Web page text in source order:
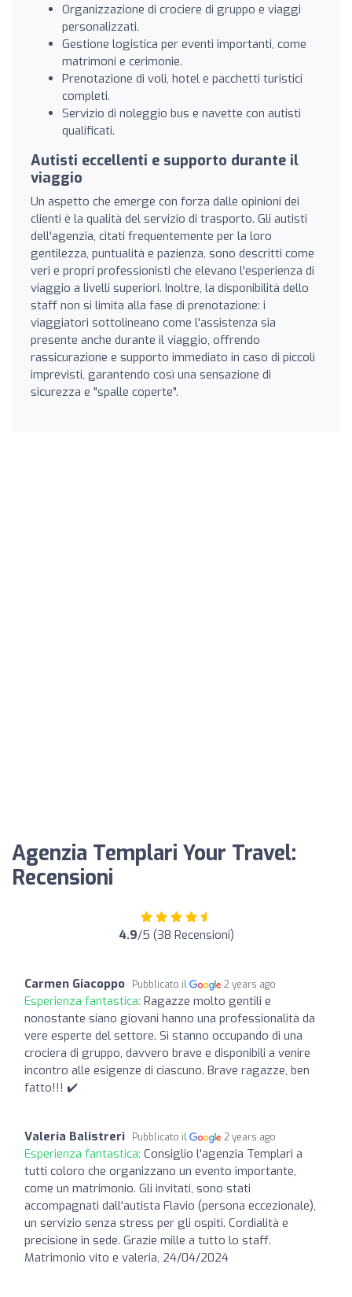
Organizzazione di crociere di gruppo e viaggi
personalizzati.
Gestione logistica per eventi importanti, come
matrimoni e cerimonie.
Prenotazione di voli, hotel e pacchetti turistici
completi.
Servizio di noleggio bus e navette con autisti
qualificati.
Autisti eccellenti e supporto durante il
viaggio
Un aspetto che emerge con forza dalle opinioni dei
clienti è la qualità del servizio di trasporto. Gli autisti
dell'agenzia, citati frequentemente per la loro
gentilezza, puntualità e pazienza, sono descritti come
veri e propri professionisti che elevano l'esperienza di
viaggio a livelli superiori. Inoltre, la disponibilità dello
staff non si limita alla fase di prenotazione: i
viaggiatori sottolineano come l'assistenza sia
presente anche durante il viaggio, offrendo
rassicurazione e supporto immediato in caso di piccoli
imprevisti, garantendo così una sensazione di
sicurezza e "spalle coperte".
Agenzia Templari Your Travel:
Recensioni
4.9/5 (38 Recensioni)
Carmen Giacoppo Pubblicato il 2 years ago
Esperienza fantastica: Ragazze molto gentili e
nonostante siano giovani hanno una professionalità da
vere esperte del settore. Si stanno occupando di una
crociera di gruppo, davvero brave e disponibili a venire
incontro alle esigenze di ciascuno. Brave ragazze, ben
fatto!!! ✔️
Valeria Balistreri Pubblicato il 2 years ago
Esperienza fantastica: Consiglio l'agenzia Templari a
tutti coloro che organizzano un evento importante,
come un matrimonio. Gli invitati, sono stati
accompagnati dall'autista Flavio (persona eccezionale),
un servizio senza stress per gli ospiti. Cordialità e
precisione in sede. Grazie mille a tutto lo staff.
Matrimonio vito e valeria, 24/04/2024